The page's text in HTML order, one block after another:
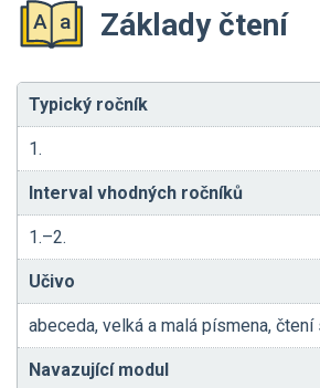
Základy čtení
Typický ročník
1.
Interval vhodných ročníků
1.–2.
Učivo
abeceda, velká a malá písmena, čtení
Navazující modul